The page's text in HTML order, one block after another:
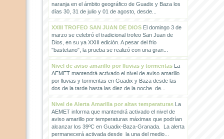
naranja en el ámbito geográfico de Guadix y Baza los
días 30, 31 de julio y 01 de agosto, desde...
XXIII TROFEO SAN JUAN DE DIOSEl domingo 3 de
marzo se celebró el tradicional trofeo San Juan de
Dios, en su ya XXIII edición. A pesar del frio
"bastetano", la prueba se realizó con una gran...
Nivel de aviso amarillo por lluvias y tormentasLa
AEMET mantendrá activado el nivel de aviso amarillo
por lluvias y tormentas en Guadix y Baza desde las
dos de la tarde hasta las diez de la noche de...
Nivel de Alerta Amarilla por altas temperaturasLa
AEMET informa que mantendrá activado el nivel de
aviso amarillo por temperaturas máximas que podrían
alcanzar los 39ºC en Guadix-Baza-Granada. La alerta
permanecerá activada desde la una del medio...